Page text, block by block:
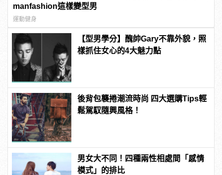
manfashion這樣變型男
運動健身
【型男學分】醜帥Gary不靠外貌，照
樣抓住女心的4大魅力點
後背包襲捲潮流時尚 四大選購Tips輕
鬆駕馭隨興風格！
男女大不同！四種兩性相處間「感情
模式」的排比